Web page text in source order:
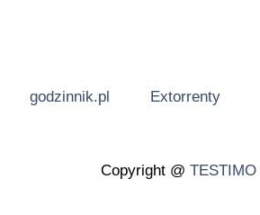
godzinnik.pl Extorrenty
Copyright @ TESTIMO